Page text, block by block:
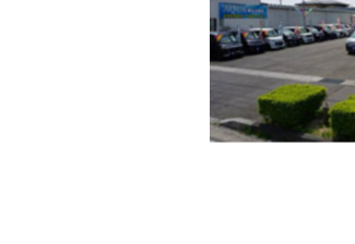
シートヒーター
－ フロントカメラ
ルーフレール